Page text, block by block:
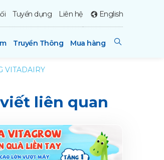
Tuyển dụng Liên hệ English
Truyền Thông Mua hàng
VITADAIRY
liên quan